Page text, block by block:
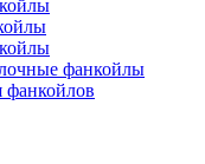
фанкойлы
фанкойлов